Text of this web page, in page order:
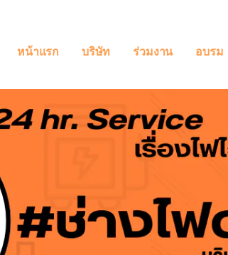
หน้าแรก บริษัท ร่วมงาน อบรม